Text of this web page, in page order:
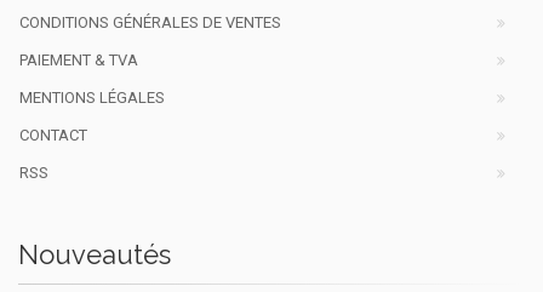
CONDITIONS GÉNÉRALES DE VENTES
PAIEMENT & TVA
MENTIONS LÉGALES
CONTACT
RSS
Nouveautés